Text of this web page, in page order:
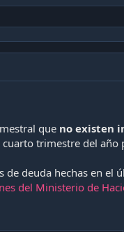
que no existen
trimestre del año
de deuda hechas en
del Ministerio de